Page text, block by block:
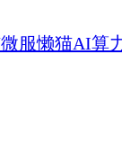
服懒猫AI算